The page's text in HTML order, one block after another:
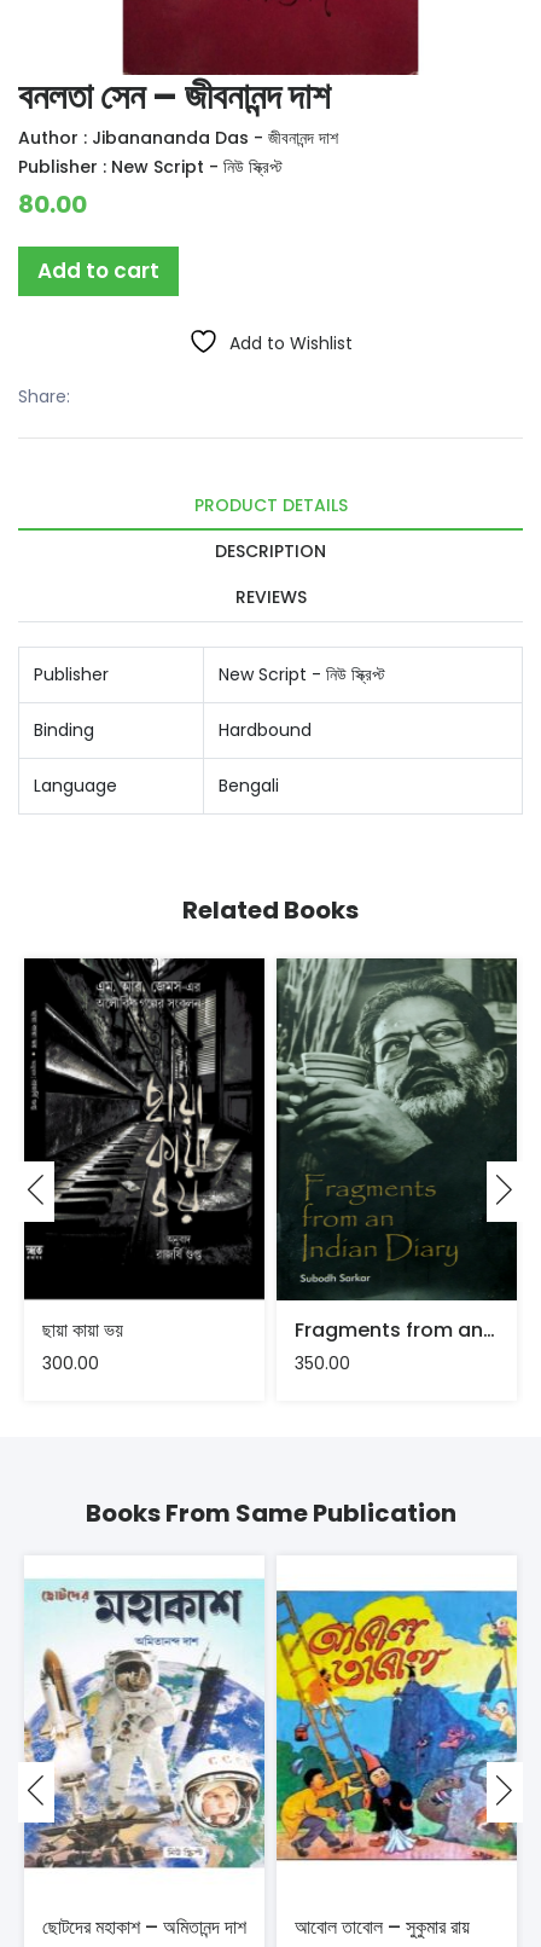
বনলতা সেন – জীবনানন্দ দাশ
Author : Jibanananda Das - জীবনানন্দ দাশ
Publisher : New Script - নিউ স্ক্রিপ্ট
80.00
Add to cart
Add to Wishlist
Share:
PRODUCT DETAILS
DESCRIPTION
REVIEWS
Publisher New Script - নিউ স্ক্রিপ্ট
Binding Hardbound
Language Bengali
Related Books
ছায়া কায়া ভয়
300.00
Fragments from an Indian Diary by Subodh Sarkar
350.00
Books From Same Publication
ছোটদের মহাকাশ – অমিতানন্দ দাশ আবোল তাবোল – সুকুমার রায়